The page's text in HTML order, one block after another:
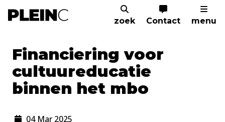
zoek Contact menu
Home Nieuws Financiering in het mbo
Financiering voor
cultuureducatie
binnen het mbo
04 Mar 2025